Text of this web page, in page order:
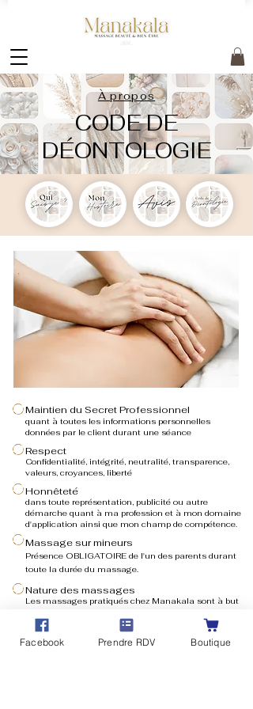
À propos
CODE DE
DÉONTOLOGIE
Maintien du Secret Professionnel
quant à toutes les informations personnelles
données par le client durant une séance
Respect
Confidentialité, intégrité, neutralité, transparence,
valeurs, croyances, liberté
Honnêteté
dans toute représentation, publicité ou autre
démarche quant à ma profession et à mon domaine
d'application ainsi que mon champ de compétence.
Massage sur mineurs
Présence OBLIGATOIRE de l'un des parents durant
toute la durée du massage.
Nature des massages
Les massages pratiqués chez Manakala sont à but
Ils ne sont en aucun cas à but médical ou sexuel.
Facebook Prendre RDV Boutique